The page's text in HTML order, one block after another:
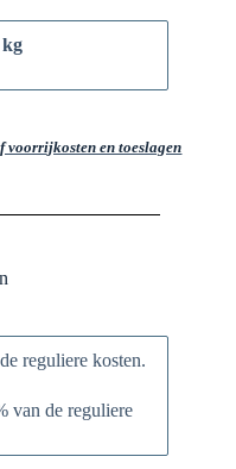
voorrijkosten en toeslagen
reguliere kosten.
van de reguliere